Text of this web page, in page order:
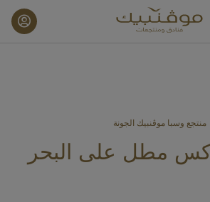
منتجع وسبا موڤنبيك الجونة
مطل على البحر